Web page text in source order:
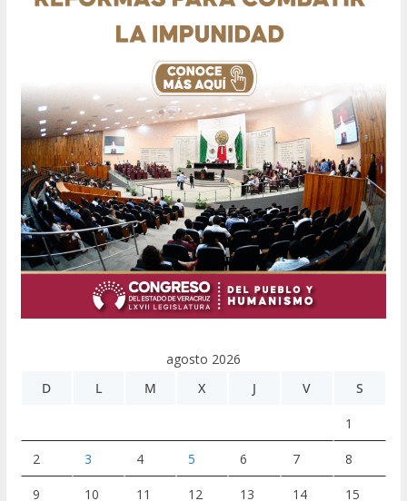
agosto 2026
D
L M X J V S
1
2 3 4 5 6 7 8
9 10 11 12 13 14 15